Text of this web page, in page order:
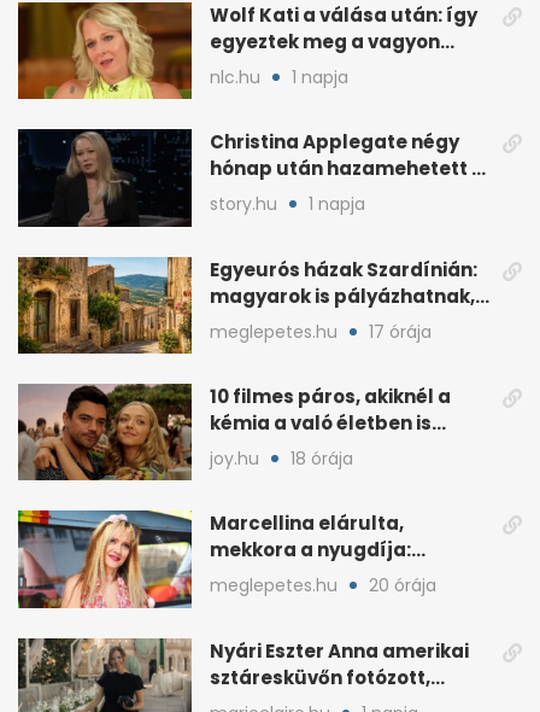
Wolf Kati a válása után: így
egyeztek meg a vagyon
megosztásáról
nlc.hu 1 napja
Christina Applegate négy
hónap után hazamehetett a
kórházból, de hallgatnak az
okokról
story.hu 1 napja
Egyeurós házak Szardínián:
magyarok is pályázhatnak,
de vannak feltételek
meglepetes.hu 17 órája
10 filmes páros, akiknél a
kémia a való életben is
féltékenységet szült
joy.hu 18 órája
Marcellina elárulta,
mekkora a nyugdíja:
„Ötvenezer forint”
meglepetes.hu 20 órája
Nyári Eszter Anna amerikai
sztáresküvőn fotózott,
kisbabája után pár